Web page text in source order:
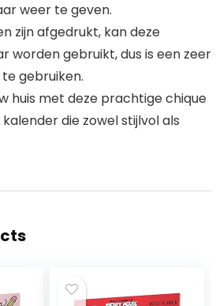
weer te geven.
zijn afgedrukt, kan deze
worden gebruikt, dus is een zeer
gebruiken.
huis met deze prachtige chique
die zowel stijlvol als